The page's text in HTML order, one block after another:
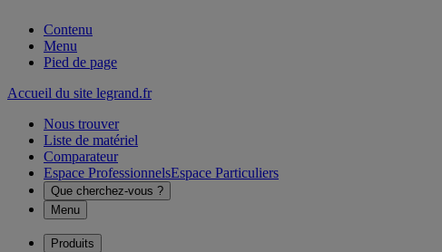
Contenu
Menu
Pied de page
Accueil du site legrand.fr
Nous trouver
Liste de matériel
Comparateur
Espace ProfessionnelsEspace Particuliers
Que cherchez-vous ?
Menu
Produits